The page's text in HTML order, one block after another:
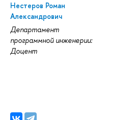
Нестеров Роман
Александрович
Департамент
программной инженерии:
Доцент